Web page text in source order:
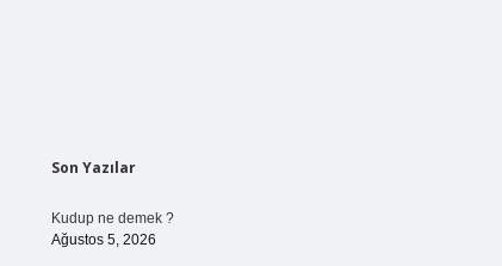
Sidebar
Son Yazılar
Kudup ne demek ?
Ağustos 5, 2026